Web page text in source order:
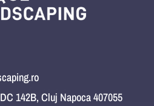
142B, Cluj Napoca 407055